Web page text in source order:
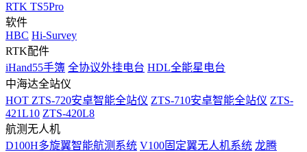
RTK TS5Pro
软件
HBC Hi-Survey
RTK配件
iHand55手簿 全协议外挂电台 HDL全能星电台
中海达全站仪
HOT ZTS-720安卓智能全站仪 ZTS-710安卓智能全站仪 ZTS-
421L10 ZTS-420L8
航测无人机
D100H多旋翼智能航测系统 V100固定翼无人机系统 龙腾